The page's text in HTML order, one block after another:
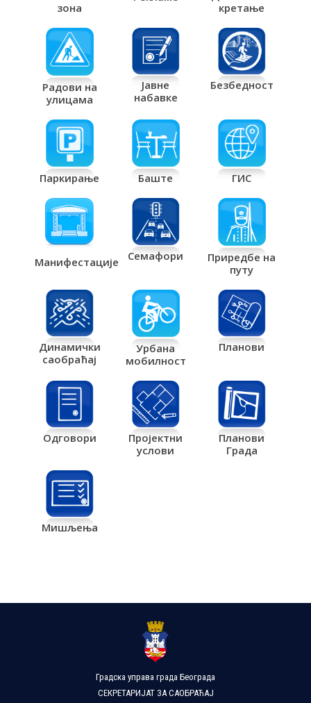
зона
кретање
Радови на
улицама
Јавне
набавке
Безбедност
Паркирање Баште ГИС
Манифестације Семафори
Приредбе на
путу
Динамички
саобраћај
Урбана
мобилност
Планови
Одговори
Пројектни
услови
Планови
Града
Мишљења
Градска управа града Београда
СЕКРЕТАРИЈАТ ЗА САОБРАЋАЈ